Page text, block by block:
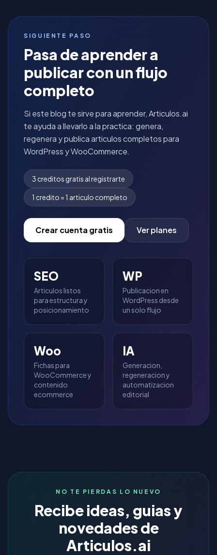
SIGUIENTE PASO
Pasa de aprender a
publicar con un flujo
completo
Si este blog te sirve para aprender, Articulos.ai
te ayuda a llevarlo a la practica: genera,
regenera y publica articulos completos para
WordPress y WooCommerce.
3 creditos gratis al registrarte
1 credito = 1 articulo completo
Crear cuenta gratis Ver planes
SEO
Articulos listos
para estructura y
posicionamiento
WP
Publicacion en
WordPress desde
un solo flujo
Woo
Fichas para
WooCommerce y
contenido
ecommerce
IA
Generacion,
regeneracion y
automatizacion
editorial
NO TE PIERDAS LO NUEVO
Recibe ideas, guias y
novedades de
Articulos.ai